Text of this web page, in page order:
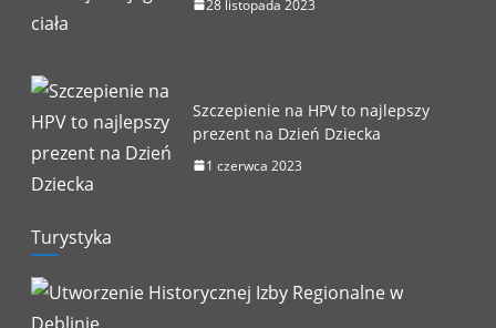
28 listopada 2023
Szczepienie na HPV to najlepszy
prezent na Dzień Dziecka
1 czerwca 2023
Turystyka